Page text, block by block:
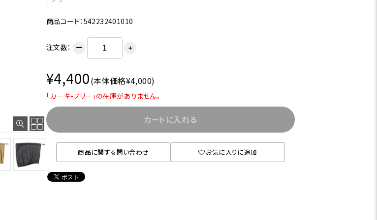
商品コード：542232401010
注文数： ー ＋
¥4,400(本体価格¥4,000)
「カーキ-フリー」の在庫がありません。
カートに入れる
商品に関する問い合わせ お気に入りに追加